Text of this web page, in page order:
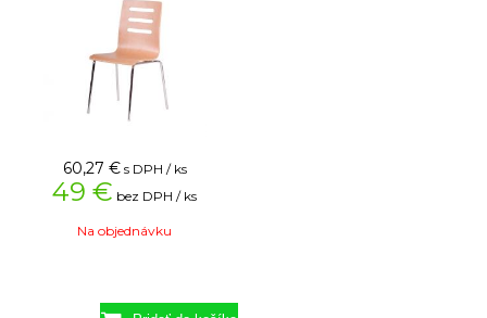
60,27 € s DPH / ks
49 € bez DPH / ks
Na objednávku